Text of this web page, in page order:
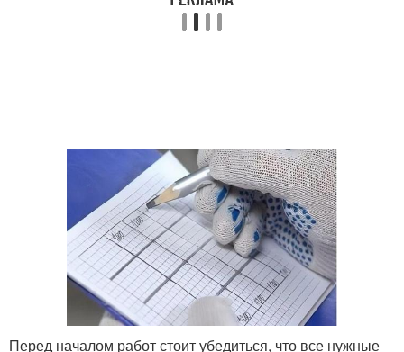
Перед началом работ стоит убедиться, что все нужные